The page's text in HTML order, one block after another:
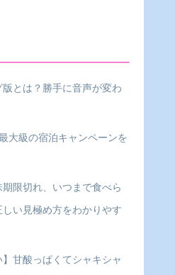
とは？勝手に音声が変わ
大級の宿泊キャンペーンを
期限切れ、いつまで食べら
い見極め方をわかりやす
】甘酸っぱくてシャキシャ